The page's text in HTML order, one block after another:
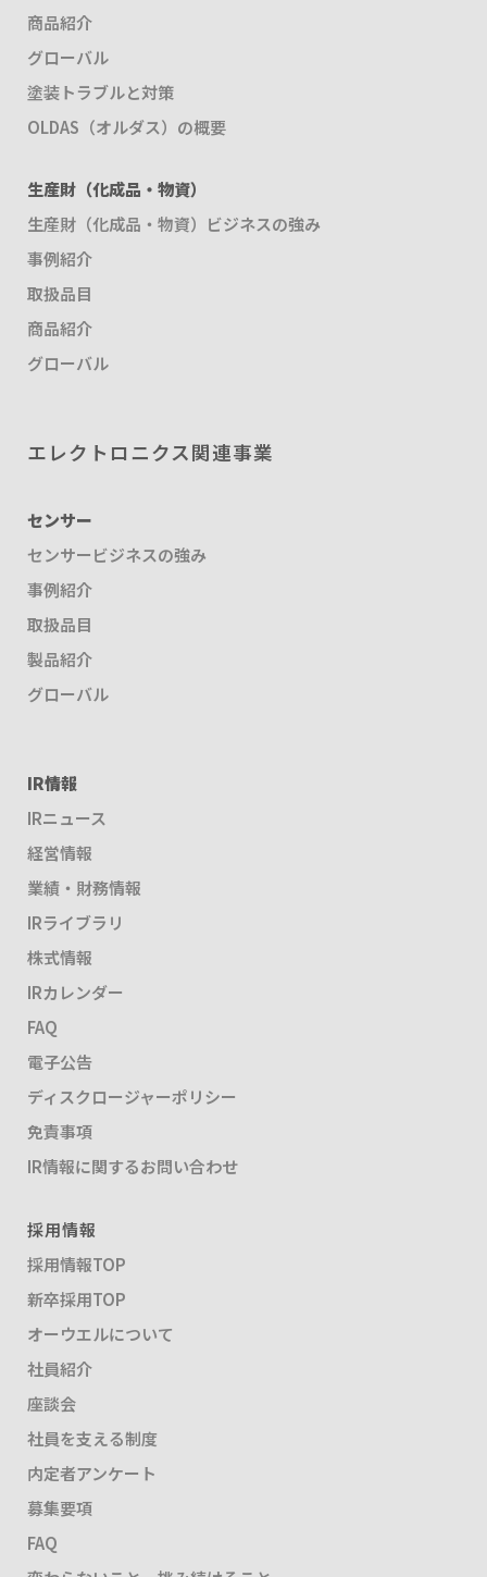
商品紹介
グローバル
塗装トラブルと対策
OLDAS（オルダス）の概要
生産財（化成品・物資）
生産財（化成品・物資）ビジネスの強み
事例紹介
取扱品目
商品紹介
グローバル
エレクトロニクス関連事業
センサー
センサービジネスの強み
事例紹介
取扱品目
製品紹介
グローバル
IR情報
IRニュース
経営情報
業績・財務情報
IRライブラリ
株式情報
IRカレンダー
FAQ
電子公告
ディスクロージャーポリシー
免責事項
IR情報に関するお問い合わせ
採用情報
採用情報TOP
新卒採用TOP
オーウエルについて
社員紹介
座談会
社員を支える制度
内定者アンケート
募集要項
FAQ